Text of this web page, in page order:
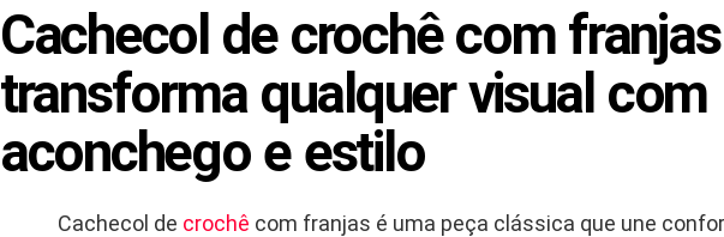
Cachecol de crochê com franjas
transforma qualquer visual com
aconchego e estilo
Cachecol de crochê com franjas é uma peça clássica que une